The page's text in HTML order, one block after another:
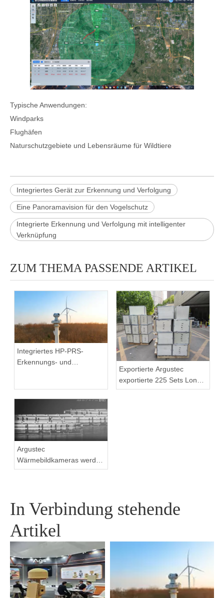
Typische Anwendungen:
Windparks
Flughäfen
Naturschutzgebiete und Lebensräume für Wildtiere
Integriertes Gerät zur Erkennung und Verfolgung
Eine Panoramavision für den Vogelschutz
Integrierte Erkennung und Verfolgung mit intelligenter
Verknüpfung
ZUM THEMA PASSENDE ARTIKEL
Integriertes HP-PRS-
Erkennungs- und
Exportierte Argustec
exportierte 225 Sets Long -
Range -PTZ -Thermal -
Argustec
Wärmebildkameras werden
häufig in Aquakultur-Anti-
In Verbindung stehende
Artikel